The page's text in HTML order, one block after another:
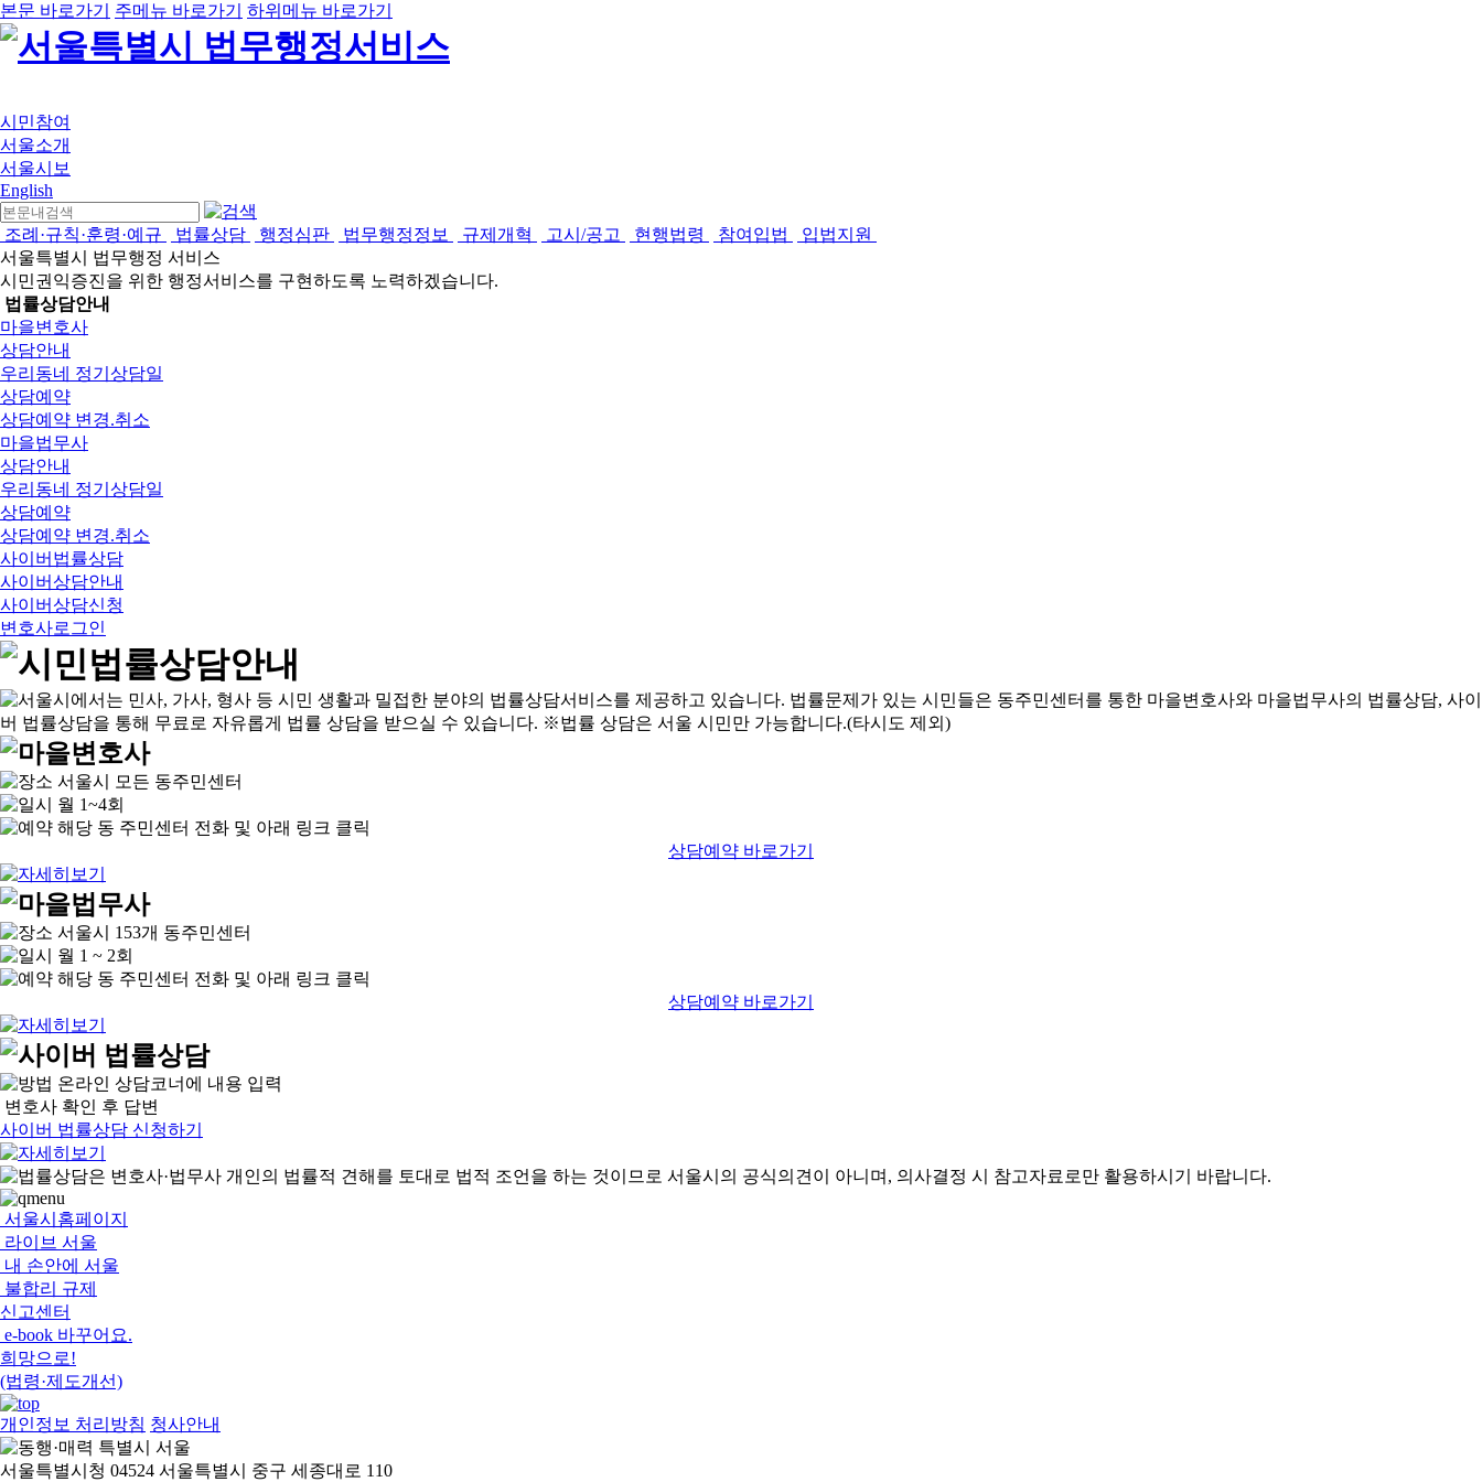
본문 바로가기 주메뉴 바로가기 하위메뉴 바로가기
시민참여
서울소개
서울시보
English
조례·규칙·훈령·예규 법률상담 행정심판 법무행정정보 규제개혁 고시/공고 현행법령 참여입법
입법지원
서울특별시 법무행정 서비스
시민권익증진을 위한 행정서비스를 구현하도록 노력하겠습니다.
법률상담안내
마을변호사
상담안내
우리동네 정기상담일
상담예약
상담예약 변경.취소
마을법무사
상담안내
우리동네 정기상담일
상담예약
상담예약 변경.취소
사이버법률상담
사이버상담안내
사이버상담신청
변호사로그인
서울시 모든 동주민센터
월 1~4회
해당 동 주민센터 전화 및 아래 링크 클릭
상담예약 바로가기
서울시 153개 동주민센터
월 1 ~ 2회
해당 동 주민센터 전화 및 아래 링크 클릭
상담예약 바로가기
온라인 상담코너에 내용 입력
변호사 확인 후 답변
사이버 법률상담 신청하기
서울시홈페이지
라이브 서울
내 손안에 서울
불합리 규제
신고센터
e-book 바꾸어요.
희망으로!
(법령·제도개선)
개인정보 처리방침 청사안내
서울특별시청 04524 서울특별시 중구 세종대로 110